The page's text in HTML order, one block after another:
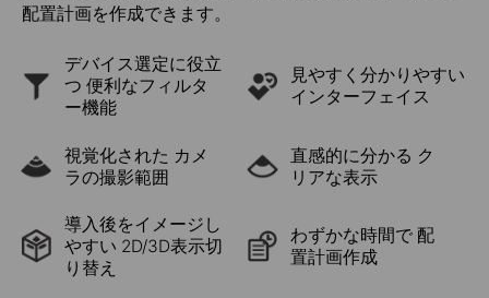
配置計画を作成できます。
デバイス選定に役立
つ 便利なフィルタ
ー機能
見やすく分かりやすい
インターフェイス
視覚化された カメ
ラの撮影範囲
直感的に分かる ク
リアな表示
導入後をイメージし
やすい 2D/3D表示切
り替え
わずかな時間で 配
置計画作成